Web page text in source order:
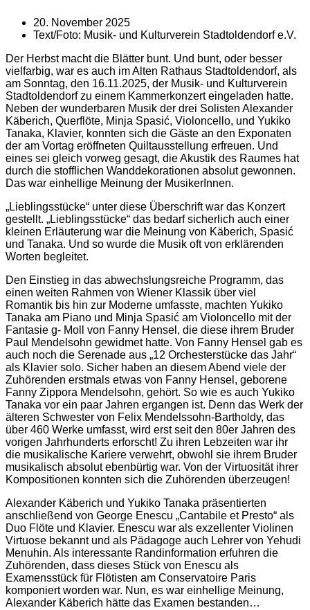
20. November 2025
Text/Foto: Musik- und Kulturverein Stadtoldendorf e.V.
Der Herbst macht die Blätter bunt. Und bunt, oder besser
vielfarbig, war es auch im Alten Rathaus Stadtoldendorf, als
am Sonntag, den 16.11.2025, der Musik- und Kulturverein
Stadtoldendorf zu einem Kammerkonzert eingeladen hatte.
Neben der wunderbaren Musik der drei Solisten Alexander
Käberich, Querflöte, Minja Spasić, Violoncello, und Yukiko
Tanaka, Klavier, konnten sich die Gäste an den Exponaten
der am Vortag eröffneten Quiltausstellung erfreuen. Und
eines sei gleich vorweg gesagt, die Akustik des Raumes hat
durch die stofflichen Wanddekorationen absolut gewonnen.
Das war einhellige Meinung der MusikerInnen.
„Lieblingsstücke“ unter diese Überschrift war das Konzert
gestellt. „Lieblingsstücke“ das bedarf sicherlich auch einer
kleinen Erläuterung war die Meinung von Käberich, Spasić
und Tanaka. Und so wurde die Musik oft von erklärenden
Worten begleitet.
Den Einstieg in das abwechslungsreiche Programm, das
einen weiten Rahmen von Wiener Klassik über viel
Romantik bis hin zur Moderne umfasste, machten Yukiko
Tanaka am Piano und Minja Spasić am Violoncello mit der
Fantasie g- Moll von Fanny Hensel, die diese ihrem Bruder
Paul Mendelsohn gewidmet hatte. Von Fanny Hensel gab es
auch noch die Serenade aus „12 Orchesterstücke das Jahr“
als Klavier solo. Sicher haben an diesem Abend viele der
Zuhörenden erstmals etwas von Fanny Hensel, geborene
Fanny Zippora Mendelsohn, gehört. So wie es auch Yukiko
Tanaka vor ein paar Jahren ergangen ist. Denn das Werk der
älteren Schwester von Felix Mendelssohn-Bartholdy, das
über 460 Werke umfasst, wird erst seit den 80er Jahren des
vorigen Jahrhunderts erforscht! Zu ihren Lebzeiten war ihr
die musikalische Kariere verwehrt, obwohl sie ihrem Bruder
musikalisch absolut ebenbürtig war. Von der Virtuosität ihrer
Kompositionen konnten sich die Zuhörenden überzeugen!
Alexander Käberich und Yukiko Tanaka präsentierten
anschließend von George Enescu „Cantabile et Presto“ als
Duo Flöte und Klavier. Enescu war als exzellenter Violinen
Virtuose bekannt und als Pädagoge auch Lehrer von Yehudi
Menuhin. Als interessante Randinformation erfuhren die
Zuhörenden, dass dieses Stück von Enescu als
Examensstück für Flötisten am Conservatoire Paris
komponiert worden war. Nun, es war einhellige Meinung,
Alexander Käberich hätte das Examen bestanden…